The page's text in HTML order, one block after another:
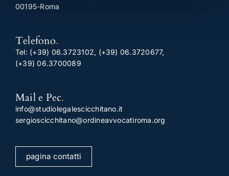
00195-Roma
Telefono.
Tel: (+39) 06.3723102, (+39) 06.3720677,
(+39) 06.3700089
Mail e Pec.
info@studiolegalescicchitano.it
sergioscicchitano@ordineavvocatiroma.org
pagina contatti